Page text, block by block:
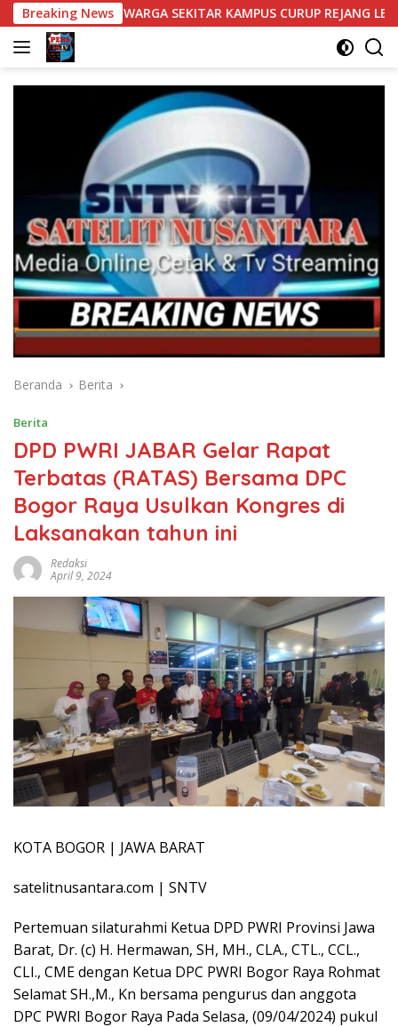
Langsung
ke
konten
Breaking News
SEKITAR KAMPUS CURUP REJANG LEBONG Bantuan
Beranda Berita
Berita
DPD PWRI JABAR Gelar Rapat
Terbatas (RATAS) Bersama DPC
Bogor Raya Usulkan Kongres di
Laksanakan tahun ini
Redaksi
April 9, 2024
KOTA BOGOR | JAWA BARAT
satelitnusantara.com | SNTV
Pertemuan silaturahmi Ketua DPD PWRI Provinsi Jawa
Barat, Dr. (c) H. Hermawan, SH, MH., CLA., CTL., CCL.,
CLI., CME dengan Ketua DPC PWRI Bogor Raya Rohmat
Selamat SH.,M., Kn bersama pengurus dan anggota
DPC PWRI Bogor Raya Pada Selasa, (09/04/2024) pukul